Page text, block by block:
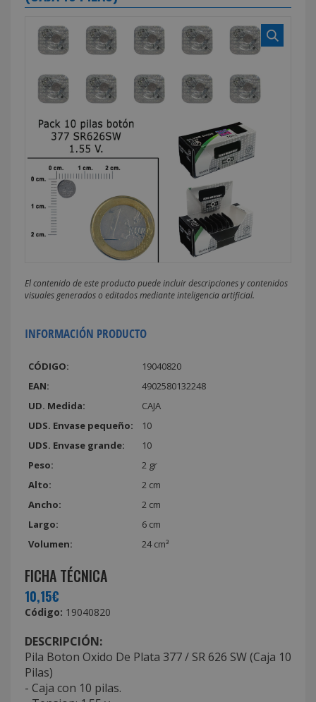
El contenido de este producto puede incluir descripciones y contenidos
visuales generados o editados mediante inteligencia artificial.
INFORMACIÓN PRODUCTO
CÓDIGO:
19040820
EAN:
4902580132248
UD. Medida:
CAJA
UDS. Envase pequeño:
10
UDS. Envase grande:
10
Peso:
2 gr
Alto:
2 cm
Ancho:
2 cm
Largo:
6 cm
Volumen:
24 cm³
FICHA TÉCNICA
10,15€
Código: 19040820
DESCRIPCIÓN:
Pila Boton Oxido De Plata 377 / SR 626 SW (Caja 10
Pilas)
- Caja con 10 pilas.